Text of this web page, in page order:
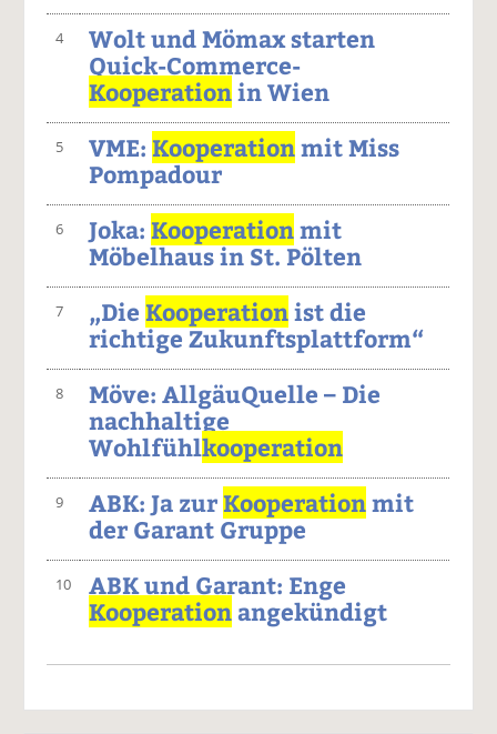
4
Wolt und Mömax starten
Quick-Commerce-
Kooperationin Wien
5 VME:Kooperationmit Miss
Pompadour
6 Joka:Kooperationmit
Möbelhaus in St. Pölten
7 „DieKooperationist die
richtige Zukunftsplattform“
8
Möve: AllgäuQuelle – Die
nachhaltige
Wohlfühlkooperation
9 ABK: Ja zurKooperationmit
der Garant Gruppe
10
ABK und Garant: Enge
Kooperationangekündigt